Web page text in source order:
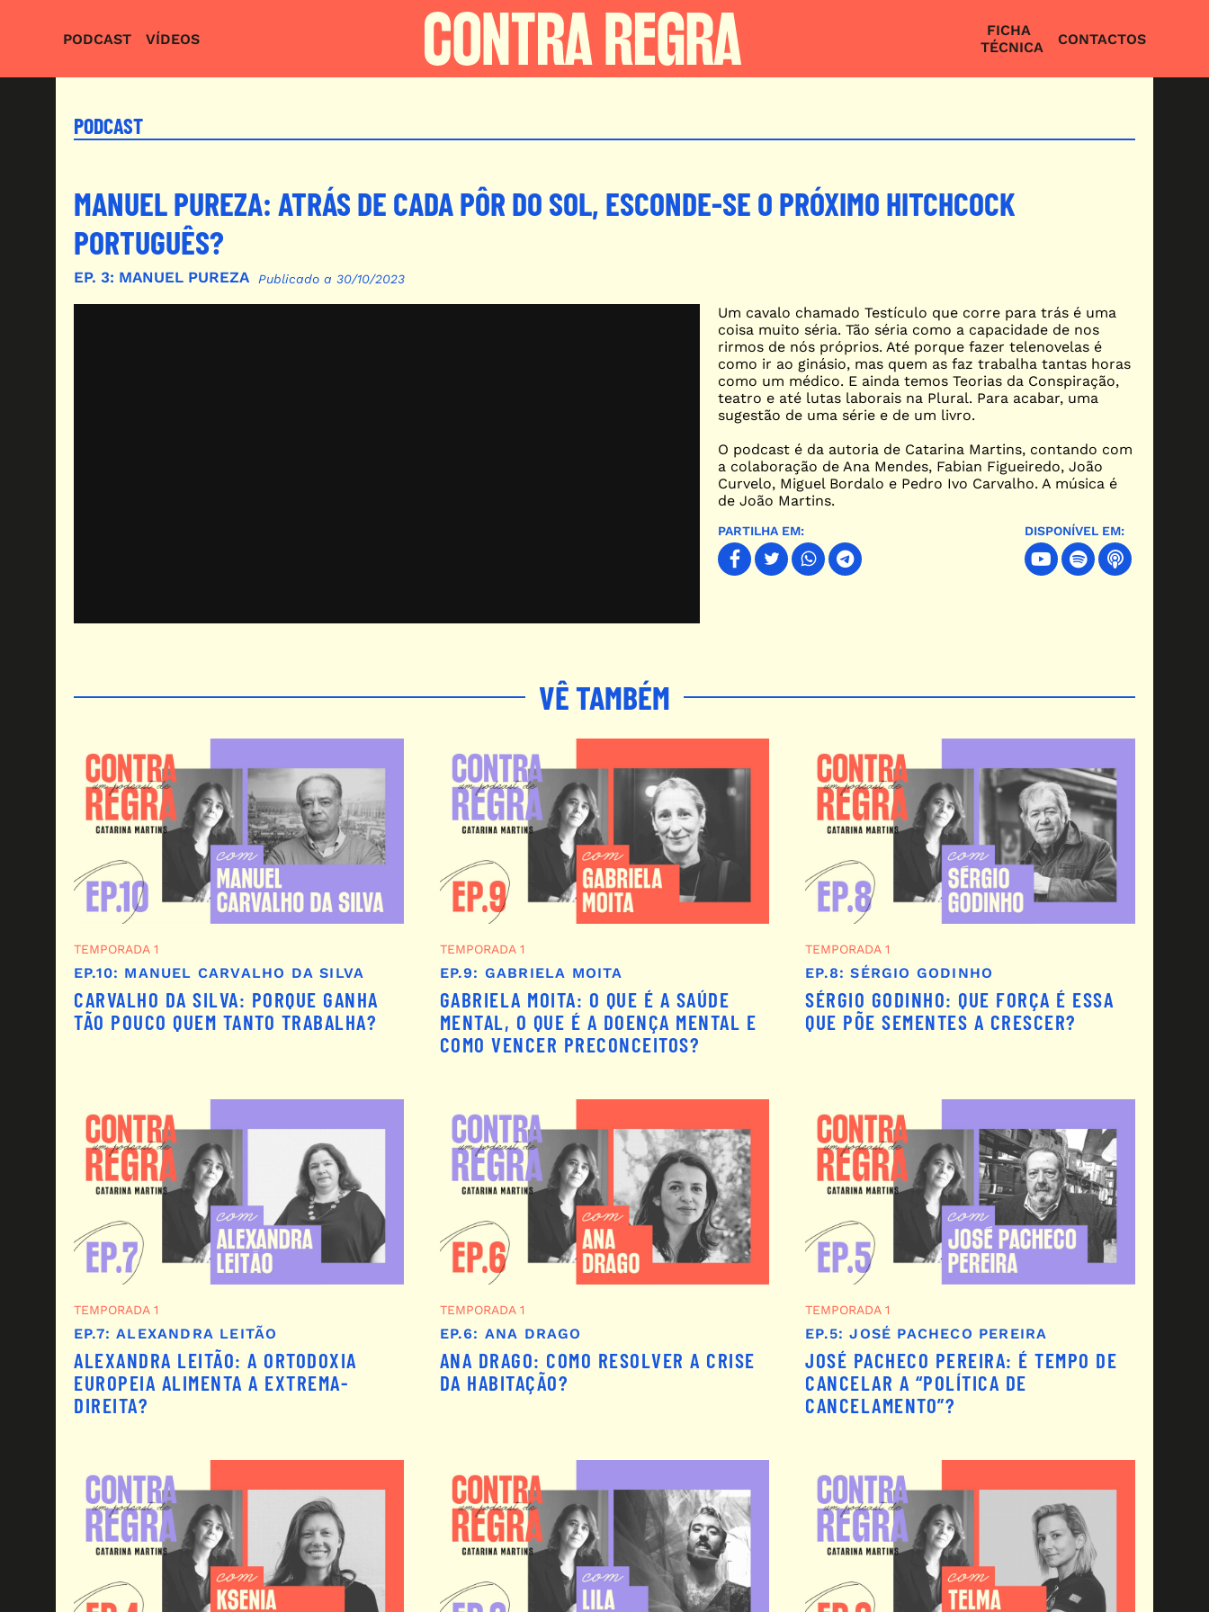
Menu Esquerda
PODCAST VÍDEOS
Menu direita
FICHA
TÉCNICA
CONTACTOS
PODCAST
MANUEL PUREZA: ATRÁS DE CADA PÔR DO SOL, ESCONDE-SE O PRÓXIMO HITCHCOCK
PORTUGUÊS?
EP. 3: MANUEL PUREZA Publicado a 30/10/2023
Um cavalo chamado Testículo que corre para trás é uma
coisa muito séria. Tão séria como a capacidade de nos
rirmos de nós próprios. Até porque fazer telenovelas é
como ir ao ginásio, mas quem as faz trabalha tantas horas
como um médico. E ainda temos Teorias da Conspiração,
teatro e até lutas laborais na Plural. Para acabar, uma
sugestão de uma série e de um livro.
O podcast é da autoria de Catarina Martins, contando com
a colaboração de Ana Mendes, Fabian Figueiredo, João
Curvelo, Miguel Bordalo e Pedro Ivo Carvalho. A música é
de João Martins.
PARTILHA EM: DISPONÍVEL EM:
VÊ TAMBÉM
TEMPORADA 1
EP.10: MANUEL CARVALHO DA SILVA
CARVALHO DA SILVA: PORQUE GANHA
TÃO POUCO QUEM TANTO TRABALHA?
TEMPORADA 1
EP.9: GABRIELA MOITA
GABRIELA MOITA: O QUE É A SAÚDE
MENTAL, O QUE É A DOENÇA MENTAL E
COMO VENCER PRECONCEITOS?
TEMPORADA 1
EP.8: SÉRGIO GODINHO
SÉRGIO GODINHO: QUE FORÇA É ESSA
QUE PÕE SEMENTES A CRESCER?
TEMPORADA 1
EP.7: ALEXANDRA LEITÃO
ALEXANDRA LEITÃO: A ORTODOXIA
EUROPEIA ALIMENTA A EXTREMA-
DIREITA?
TEMPORADA 1
EP.6: ANA DRAGO
ANA DRAGO: COMO RESOLVER A CRISE
DA HABITAÇÃO?
TEMPORADA 1
EP.5: JOSÉ PACHECO PEREIRA
JOSÉ PACHECO PEREIRA: É TEMPO DE
CANCELAR A “POLÍTICA DE
CANCELAMENTO”?